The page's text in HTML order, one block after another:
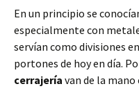
En un principio se
especialmente con
servían como divisiones
portones de hoy en día.
cerrajería van de la mano